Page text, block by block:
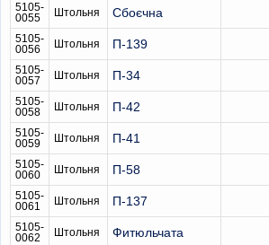
5105-
0055
Штольня Сбоєчна
5105-
0056
Штольня П-139
5105-
0057
Штольня П-34
5105-
0058
Штольня П-42
5105-
0059
Штольня П-41
5105-
0060
Штольня П-58
5105-
0061
Штольня П-137
5105-
0062
Штольня Фитюльчата